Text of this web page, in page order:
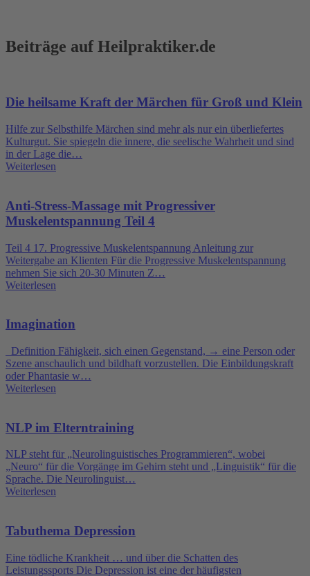
Beiträge auf Heilpraktiker.de
Die heilsame Kraft der Märchen für Groß und Klein
Hilfe zur Selbsthilfe Märchen sind mehr als nur ein überliefertes
Kulturgut. Sie spiegeln die innere, die seelische Wahrheit und sind
in der Lage die…
Weiterlesen
Anti-Stress-Massage mit Progressiver
Muskelentspannung Teil 4
Teil 4 17. Progressive Muskelentspannung Anleitung zur
Weitergabe an Klienten Für die Progressive Muskelentspannung
nehmen Sie sich 20-30 Minuten Z…
Weiterlesen
Imagination
Definition Fähigkeit, sich einen Gegenstand, → eine Person oder
Szene anschaulich und bildhaft vorzustellen. Die Einbildungskraft
oder Phantasie w…
Weiterlesen
NLP im Elterntraining
NLP steht für „Neurolinguistisches Programmieren“, wobei
„Neuro“ für die Vorgänge im Gehirn steht und „Linguistik“ für die
Sprache. Die Neurolinguist…
Weiterlesen
Tabuthema Depression
Eine tödliche Krankheit … und über die Schatten des
Leistungssports Die Depression ist eine der häufigsten